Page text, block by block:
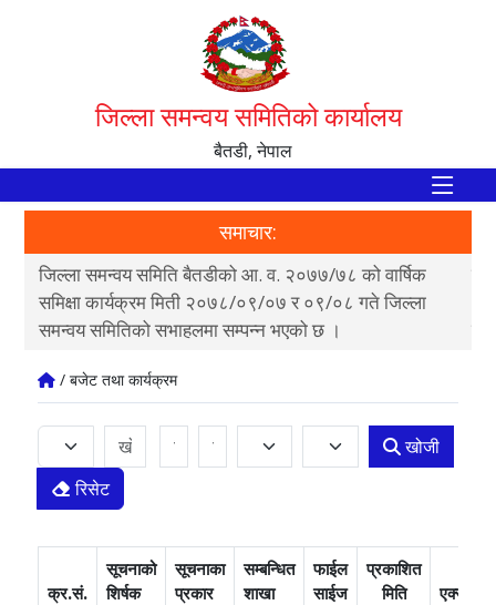
जिल्ला समन्वय समितिको कार्यालय
बैतडी, नेपाल
समाचार:
जिल्ला समन्वय समिति बैतडीको आ. व. २०७७/७८ को वार्षिक
समिक्षा कार्यक्रम मिती २०७८/०९/०७ र ०९/०८ गते जिल्ला
समन्वय समितिको सभाहलमा सम्पन्न भएको छ ।
/ बजेट तथा कार्यक्रम
खोजी
रिसेट
क्र.सं.
सूचनाको
शिर्षक
सूचनाका
प्रकार
सम्बन्धित
शाखा
फाईल
साईज
प्रकाशित
मिति
एक्सन